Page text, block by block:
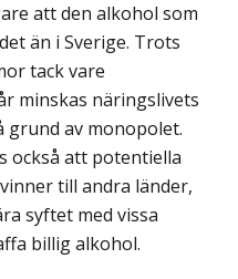
att den alkohol som
än i Sverige. Trots
tack vare
minskas näringslivets
grund av monopolet.
också att potentiella
till andra länder,
syftet med vissa
billig alkohol.